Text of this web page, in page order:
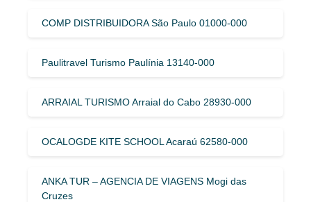
COMP DISTRIBUIDORA São Paulo 01000-000
Paulitravel Turismo Paulínia 13140-000
ARRAIAL TURISMO Arraial do Cabo 28930-000
OCALOGDE KITE SCHOOL Acaraú 62580-000
ANKA TUR – AGENCIA DE VIAGENS Mogi das
Cruzes